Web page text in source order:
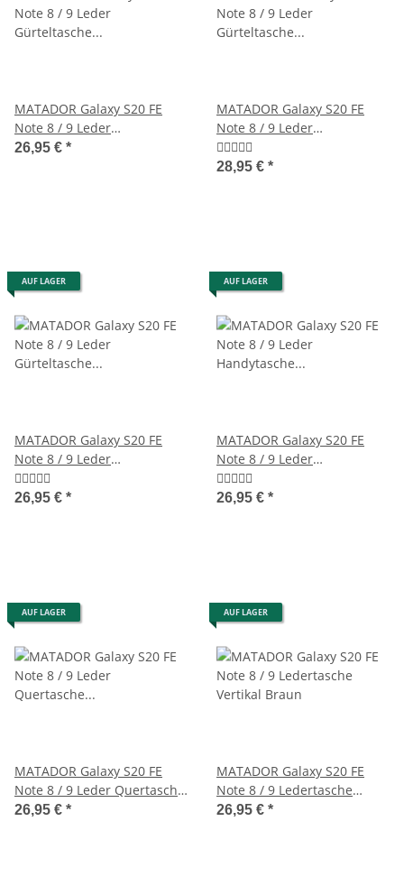
MATADOR Galaxy S20 FE
Note 8 / 9 Leder
Gürteltasche Antik Schwarz
26,95 € *
MATADOR Galaxy S20 FE
Note 8 / 9 Leder
Gürteltasche Quertasche
Braun
28,95 € *
AUF LAGER
MATADOR Galaxy S20 FE
Note 8 / 9 Leder
Gürteltasche Vertikal Braun
26,95 € *
AUF LAGER
MATADOR Galaxy S20 FE
Note 8 / 9 Leder
Handytasche Vertikal
Schwarz
26,95 € *
AUF LAGER
MATADOR Galaxy S20 FE
Note 8 / 9 Leder Quertasche
Gürteltasche Braun
26,95 € *
AUF LAGER
MATADOR Galaxy S20 FE
Note 8 / 9 Ledertasche
Vertikal Braun
26,95 € *